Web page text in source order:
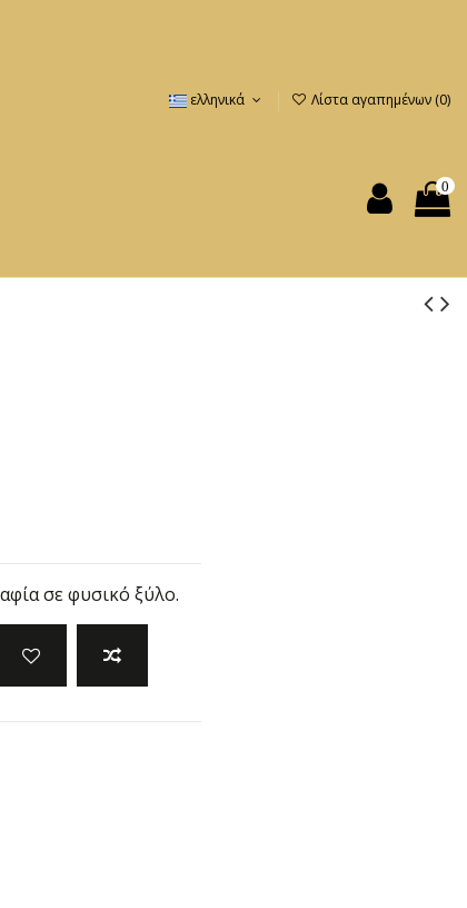
ελληνικά Λίστα αγαπημένων (0)
0
σε φυσικό ξύλο.